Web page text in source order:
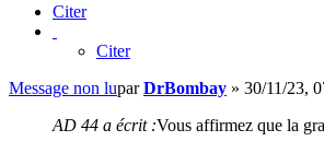
Citer
Citer
Message non luparDrBombay » 30/11/23,
AD 44 a écrit :Vous affirmez que la